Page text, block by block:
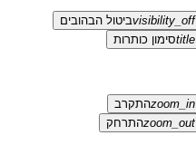
visibility_offביטול הבהובים
titleסימון כותרות
zoom_inהתקרב
zoom_outהתרחק